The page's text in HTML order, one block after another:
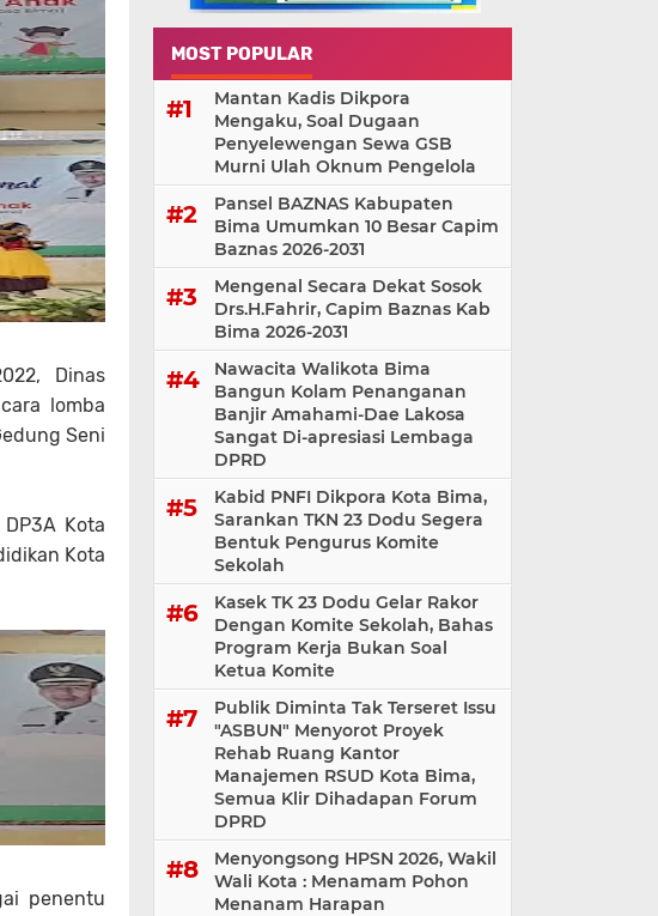
Dinas
lomba
Seni
Kota
Kota
penentu
MOST POPULAR
Mantan Kadis Dikpora
Mengaku, Soal Dugaan
Penyelewengan Sewa GSB
Murni Ulah Oknum Pengelola
Pansel BAZNAS Kabupaten
Bima Umumkan 10 Besar Capim
Baznas 2026-2031
Mengenal Secara Dekat Sosok
Drs.H.Fahrir, Capim Baznas Kab
Bima 2026-2031
Nawacita Walikota Bima
Bangun Kolam Penanganan
Banjir Amahami-Dae Lakosa
Sangat Di-apresiasi Lembaga
DPRD
Kabid PNFI Dikpora Kota Bima,
Sarankan TKN 23 Dodu Segera
Bentuk Pengurus Komite
Sekolah
Kasek TK 23 Dodu Gelar Rakor
Dengan Komite Sekolah, Bahas
Program Kerja Bukan Soal
Ketua Komite
Publik Diminta Tak Terseret Issu
"ASBUN" Menyorot Proyek
Rehab Ruang Kantor
Manajemen RSUD Kota Bima,
Semua Klir Dihadapan Forum
DPRD
Menyongsong HPSN 2026, Wakil
Wali Kota : Menamam Pohon
Menanam Harapan